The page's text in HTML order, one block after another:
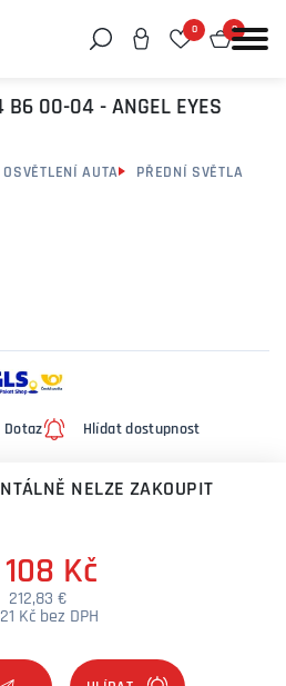
0 0
00-04 - ANGEL EYES
OSVĚTLENÍ AUTA
PŘEDNÍ SVĚTLA
Dotaz Hlídat dostupnost
NELZE ZAKOUPIT
Kč
212,83 €
Kč bez DPH
pomoci něco najít?